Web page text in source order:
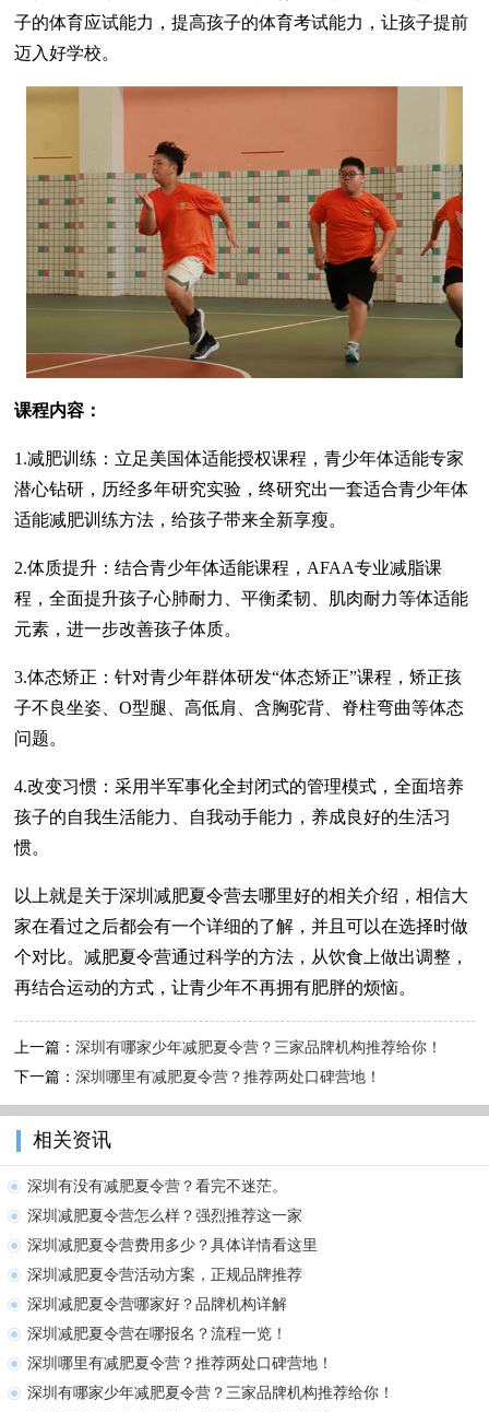
子的体育应试能力，提高孩子的体育考试能力，让孩子提前
迈入好学校。
课程内容：
1.减肥训练：立足美国体适能授权课程，青少年体适能专家
潜心钻研，历经多年研究实验，终研究出一套适合青少年体
适能减肥训练方法，给孩子带来全新享瘦。
2.体质提升：结合青少年体适能课程，AFAA专业减脂课
程，全面提升孩子心肺耐力、平衡柔韧、肌肉耐力等体适能
元素，进一步改善孩子体质。
3.体态矫正：针对青少年群体研发“体态矫正”课程，矫正孩
子不良坐姿、O型腿、高低肩、含胸驼背、脊柱弯曲等体态
问题。
4.改变习惯：采用半军事化全封闭式的管理模式，全面培养
孩子的自我生活能力、自我动手能力，养成良好的生活习
惯。
以上就是关于深圳减肥夏令营去哪里好的相关介绍，相信大
家在看过之后都会有一个详细的了解，并且可以在选择时做
个对比。减肥夏令营通过科学的方法，从饮食上做出调整，
再结合运动的方式，让青少年不再拥有肥胖的烦恼。
上一篇：深圳有哪家少年减肥夏令营？三家品牌机构推荐给你！
下一篇：深圳哪里有减肥夏令营？推荐两处口碑营地！
相关资讯
深圳有没有减肥夏令营？看完不迷茫。
深圳减肥夏令营怎么样？强烈推荐这一家
深圳减肥夏令营费用多少？具体详情看这里
深圳减肥夏令营活动方案，正规品牌推荐
深圳减肥夏令营哪家好？品牌机构详解
深圳减肥夏令营在哪报名？流程一览！
深圳哪里有减肥夏令营？推荐两处口碑营地！
深圳有哪家少年减肥夏令营？三家品牌机构推荐给你！